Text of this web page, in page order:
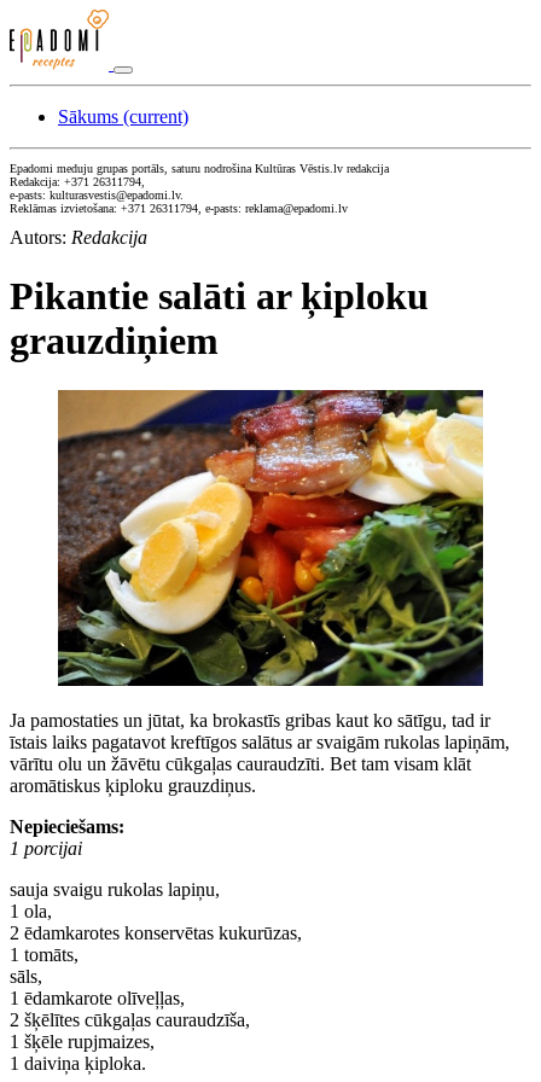
Sākums (current)
Epadomi meduju grupas portāls, saturu nodrošina Kultūras Vēstis.lv redakcija
Redakcija: +371 26311794,
e-pasts: kulturasvestis@epadomi.lv.
Reklāmas izvietošana: +371 26311794, e-pasts: reklama@epadomi.lv
Autors: Redakcija
Pikantie salāti ar ķiploku
grauzdiņiem
Ja pamostaties un jūtat, ka brokastīs gribas kaut ko sātīgu, tad ir
īstais laiks pagatavot kreftīgos salātus ar svaigām rukolas lapiņām,
vārītu olu un žāvētu cūkgaļas cauraudzīti. Bet tam visam klāt
aromātiskus ķiploku grauzdiņus.
Nepieciešams:
1 porcijai
sauja svaigu rukolas lapiņu,
1 ola,
2 ēdamkarotes konservētas kukurūzas,
1 tomāts,
sāls,
1 ēdamkarote olīveļļas,
2 šķēlītes cūkgaļas cauraudzīša,
1 šķēle rupjmaizes,
1 daiviņa ķiploka.